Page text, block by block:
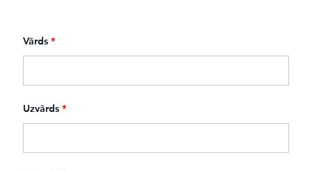
Vārds *
Uzvārds *